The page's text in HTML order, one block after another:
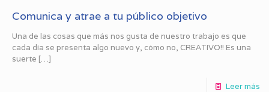
Comunica y atrae a tu público objetivo
Una de las cosas que más nos gusta de nuestro trabajo es que
cada día se presenta algo nuevo y, cómo no, CREATIVO!! Es una
suerte […]
Leer más